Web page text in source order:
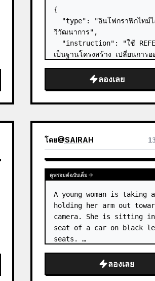
{
"type": "อินโฟกราฟิกไทม์
วิวัฒนาการ",
"instruction": "ใช้
เป็นฐานโครงสร้าง เปลี่ยนการอ
ขั้นสูง แทนที่ทางลาดเรียบๆ ด้
ชัดเจน และอัปเกรดสิ่งมีชีวิตทั้ง
ลองเลย
โดย@SAIRAH
ดูพรอมต์ฉบับเต็ม
A young woman is
holding her arm out
camera. She is sitting
seat of a car on black
seats. …
ลองเลย